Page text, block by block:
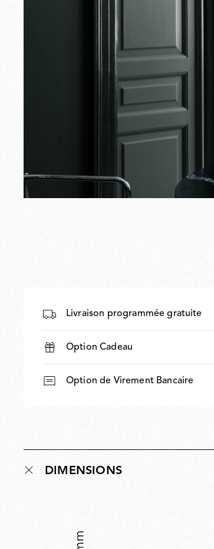
Livraison programmée gratuite
Option Cadeau
Option de Virement Bancaire
DIMENSIONS